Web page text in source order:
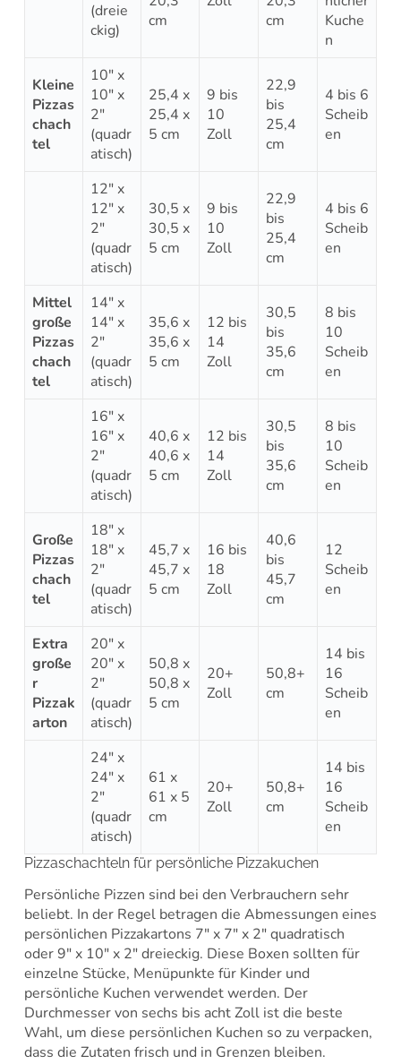
(dreie
ckig)
cm
cm
Kuche
n
Kleine
Pizzas
chach
tel
10″ x
10″ x
2″
(quadr
atisch)
25,4 x
25,4 x
5 cm
9 bis
10
Zoll
22,9
bis
25,4
cm
4 bis 6
Scheib
en
12″ x
12″ x
2″
(quadr
atisch)
30,5 x
30,5 x
5 cm
9 bis
10
Zoll
22,9
bis
25,4
cm
4 bis 6
Scheib
en
Mittel
große
Pizzas
chach
tel
14″ x
14″ x
2″
(quadr
atisch)
35,6 x
35,6 x
5 cm
12 bis
14
Zoll
30,5
bis
35,6
cm
8 bis
10
Scheib
en
16″ x
16″ x
2″
(quadr
atisch)
40,6 x
40,6 x
5 cm
12 bis
14
Zoll
30,5
bis
35,6
cm
8 bis
10
Scheib
en
Große
Pizzas
chach
tel
18″ x
18″ x
2″
(quadr
atisch)
45,7 x
45,7 x
5 cm
16 bis
18
Zoll
40,6
bis
45,7
cm
12
Scheib
en
Extra
große
r
Pizzak
arton
20″ x
20″ x
2″
(quadr
atisch)
50,8 x
50,8 x
5 cm
20+
Zoll
50,8+
cm
14 bis
16
Scheib
en
24″ x
24″ x
2″
(quadr
atisch)
61 x
61 x 5
cm
20+
Zoll
50,8+
cm
14 bis
16
Scheib
en
Pizzaschachteln für persönliche Pizzakuchen
Persönliche Pizzen sind bei den Verbrauchern sehr
beliebt. In der Regel betragen die Abmessungen eines
persönlichen Pizzakartons 7″ x 7″ x 2″ quadratisch
oder 9″ x 10″ x 2″ dreieckig. Diese Boxen sollten für
einzelne Stücke, Menüpunkte für Kinder und
persönliche Kuchen verwendet werden. Der
Durchmesser von sechs bis acht Zoll ist die beste
Wahl, um diese persönlichen Kuchen so zu verpacken,
dass die Zutaten frisch und in Grenzen bleiben.